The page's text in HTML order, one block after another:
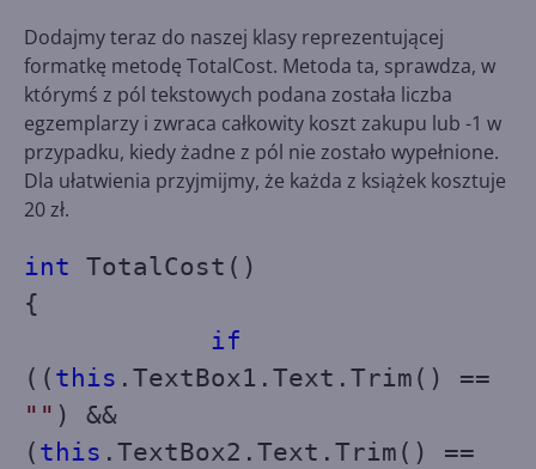
Dodajmy teraz do naszej klasy reprezentującej
formatkę metodę TotalCost. Metoda ta, sprawdza, w
którymś z pól tekstowych podana została liczba
egzemplarzy i zwraca całkowity koszt zakupu lub -1 w
przypadku, kiedy żadne z pól nie zostało wypełnione.
Dla ułatwienia przyjmijmy, że każda z książek kosztuje
20 zł.
int TotalCost()
{
if
(( this .TextBox1.Text.Trim() ==
"" ) &&
( this .TextBox2.Text.Trim() ==